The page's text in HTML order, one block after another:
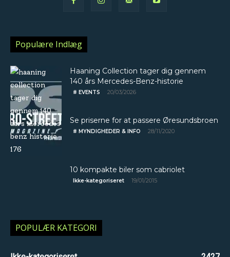
Populære Indlæg
Haaning Collection tager dig gennem
140 års Mercedes-Benz-historie
# EVENTS 20/03/2026
Se priserne for at passere Øresundsbroen
# MYNDIGHEDER & INFO 28/11/2020
10 kompakte biler som cabriolet
Ikke-kategoriseret 19/01/2015
POPULÆR KATEGORI